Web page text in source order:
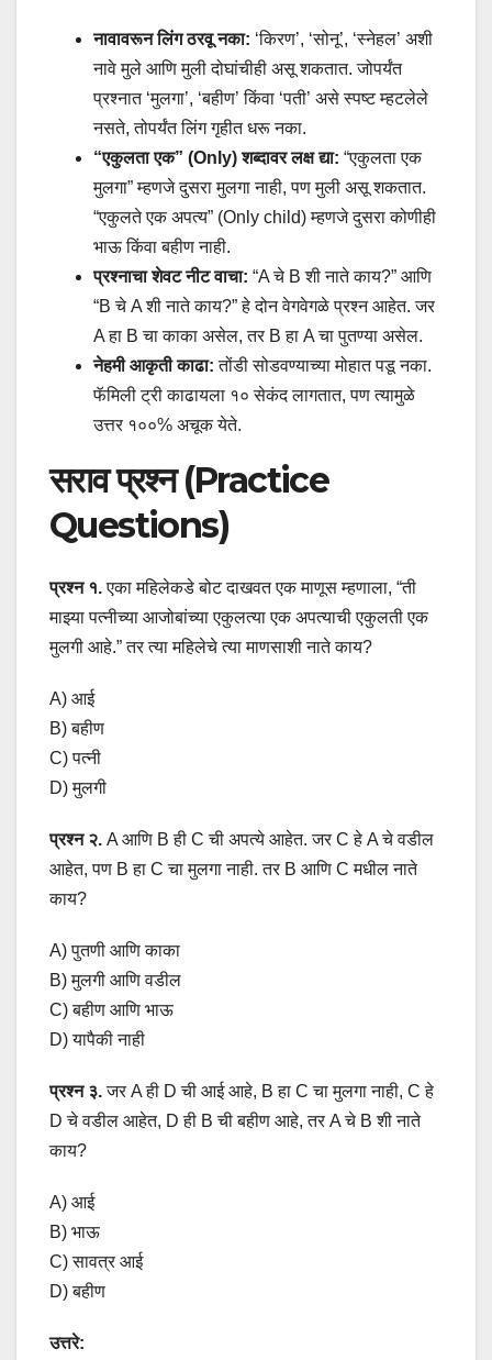
नावावरून लिंग ठरवू नका: ‘किरण’, ‘सोनू’, ‘स्नेहल’ अशी
नावे मुले आणि मुली दोघांचीही असू शकतात. जोपर्यंत
प्रश्नात ‘मुलगा’, ‘बहीण’ किंवा ‘पती’ असे स्पष्ट म्हटलेले
नसते, तोपर्यंत लिंग गृहीत धरू नका.
“एकुलता एक” (Only) शब्दावर लक्ष द्या: “एकुलता एक
मुलगा” म्हणजे दुसरा मुलगा नाही, पण मुली असू शकतात.
“एकुलते एक अपत्य” (Only child) म्हणजे दुसरा कोणीही
भाऊ किंवा बहीण नाही.
प्रश्नाचा शेवट नीट वाचा: “A चे B शी नाते काय?” आणि
“B चे A शी नाते काय?” हे दोन वेगवेगळे प्रश्न आहेत. जर
A हा B चा काका असेल, तर B हा A चा पुतण्या असेल.
नेहमी आकृती काढा: तोंडी सोडवण्याच्या मोहात पडू नका.
फॅमिली ट्री काढायला १० सेकंद लागतात, पण त्यामुळे
उत्तर १००% अचूक येते.
सराव प्रश्न (Practice
Questions)
प्रश्न १.एका महिलेकडे बोट दाखवत एक माणूस म्हणाला, “ती
माझ्या पत्नीच्या आजोबांच्या एकुलत्या एक अपत्याची एकुलती एक
मुलगी आहे.” तर त्या महिलेचे त्या माणसाशी नाते काय?
A) आई
B) बहीण
C) पत्नी
D) मुलगी
प्रश्न २. A आणि B ही C ची अपत्ये आहेत. जर C हे A चे वडील
आहेत, पण B हा C चा मुलगा नाही. तर B आणि C मधील नाते
काय?
A) पुतणी आणि काका
B) मुलगी आणि वडील
C) बहीण आणि भाऊ
D) यापैकी नाही
प्रश्न ३.जर A ही D ची आई आहे, B हा C चा मुलगा नाही, C हे
D चे वडील आहेत, D ही B ची बहीण आहे, तर A चे B शी नाते
काय?
A) आई
B) भाऊ
C) सावत्र आई
D) बहीण
उत्तरे: